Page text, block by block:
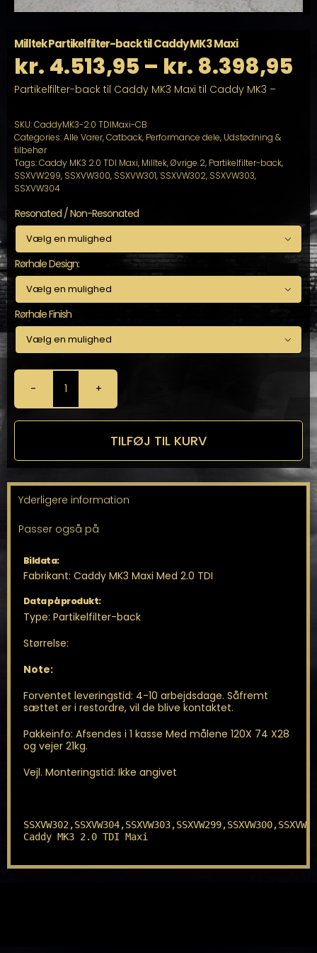
Milltek Partikelfilter-back til Caddy MK3 Maxi
kr. 4.513,95 – kr. 8.398,95
Partikelfilter-back til Caddy MK3 Maxi til Caddy MK3 –
SKU:CaddyMK3-2.0 TDIMaxi-CB
Categories:Alle Varer,Catback, Performance dele, Udstødning &
tilbehør
Tags:Caddy MK3 2.0 TDI Maxi, Milltek,Øvrige 2, Partikelfilter-back,
SSXVW299, SSXVW300, SSXVW301, SSXVW302, SSXVW303,
SSXVW304
Resonated / Non-Resonated

Rørhale Design:

Rørhale Finish

Milltek
Partikelfilter-
back
MK3
antal
TILFØJ TIL KURV
Yderligere information
Passer også på
Bildata:
Fabrikant: Caddy MK3 Maxi Med 2.0 TDI
Data på produkt:
Type: Partikelfilter-back
Størrelse:
Note:
Forventet leveringstid: 4-10 arbejdsdage. Såfremt
sættet er i restordre, vil de blive kontaktet.
Pakkeinfo: Afsendes i 1 kasse Med målene 120X 74 X28
og vejer 21kg.
Vejl. Monteringstid: Ikke angivet
Caddy MK3 2.0 TDI Maxi